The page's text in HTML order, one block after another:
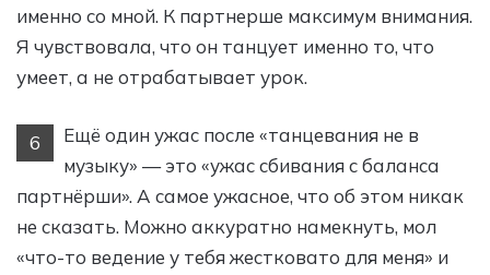
именно со мной. К партнерше максимум внимания.
Я чувствовала, что он танцует именно то, что
умеет, а не отрабатывает урок.
6
Ещё один ужас после «танцевания не в
музыку» — это «ужас сбивания с баланса
партнёрши». А самое ужасное, что об этом никак
не сказать. Можно аккуратно намекнуть, мол
«что-то ведение у тебя жестковато для меня» и